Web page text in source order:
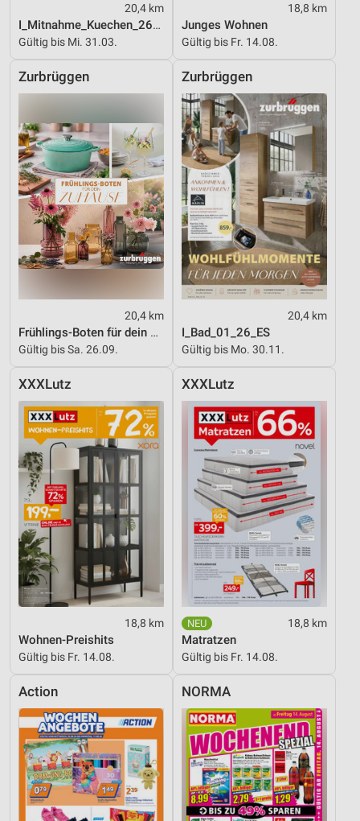
20,4 km
I_Mitnahme_Kuechen_26_ES
Gültig bis Mi. 31.03.
18,8 km
Junges Wohnen
Gültig bis Fr. 14.08.
Zurbrüggen
20,4 km
Frühlings-Boten für dein Zuhause
Gültig bis Sa. 26.09.
Zurbrüggen
20,4 km
I_Bad_01_26_ES
Gültig bis Mo. 30.11.
XXXLutz
18,8 km
Wohnen-Preishits
Gültig bis Fr. 14.08.
XXXLutz
18,8 km
Matratzen
Gültig bis Fr. 14.08.
Action NORMA